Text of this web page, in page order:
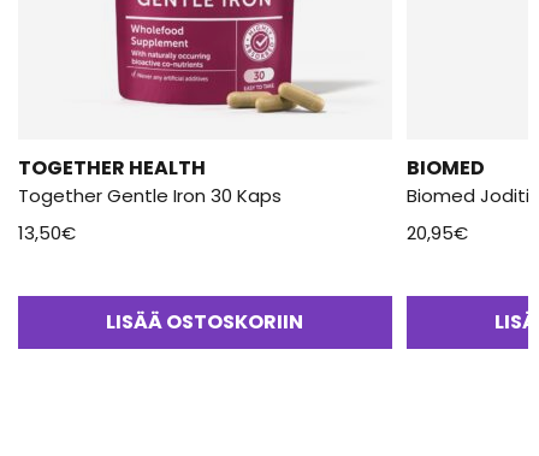
TOGETHER HEALTH
Together Gentle Iron 30 Kaps
13,50€
LISÄÄ OSTOSKORIIN
BIOMED
Biomed
20,95€